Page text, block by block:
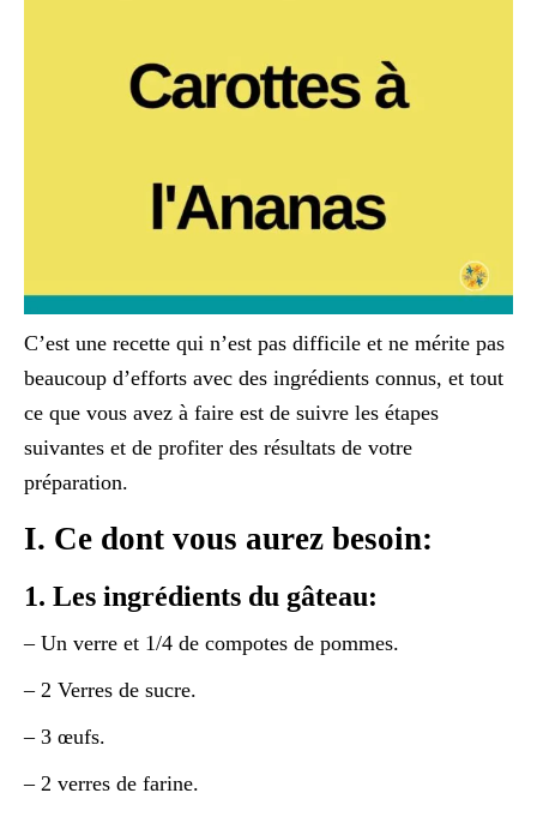
C’est une recette qui n’est pas difficile et ne mérite pas
beaucoup d’efforts avec des ingrédients connus, et tout
ce que vous avez à faire est de suivre les étapes
suivantes et de profiter des résultats de votre
préparation.
I. Ce dont vous aurez besoin:
1. Les ingrédients du gâteau:
– Un verre et 1/4 de compotes de pommes.
– 2 Verres de sucre.
– 3 œufs.
– 2 verres de farine.